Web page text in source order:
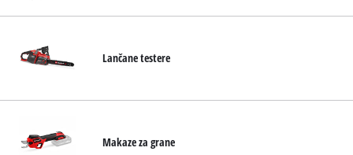
Lančane testere
Makaze za grane